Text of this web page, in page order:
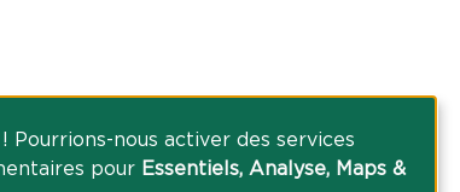
Pourrions-nous activer des services
pour Essentiels, Analyse, Maps &